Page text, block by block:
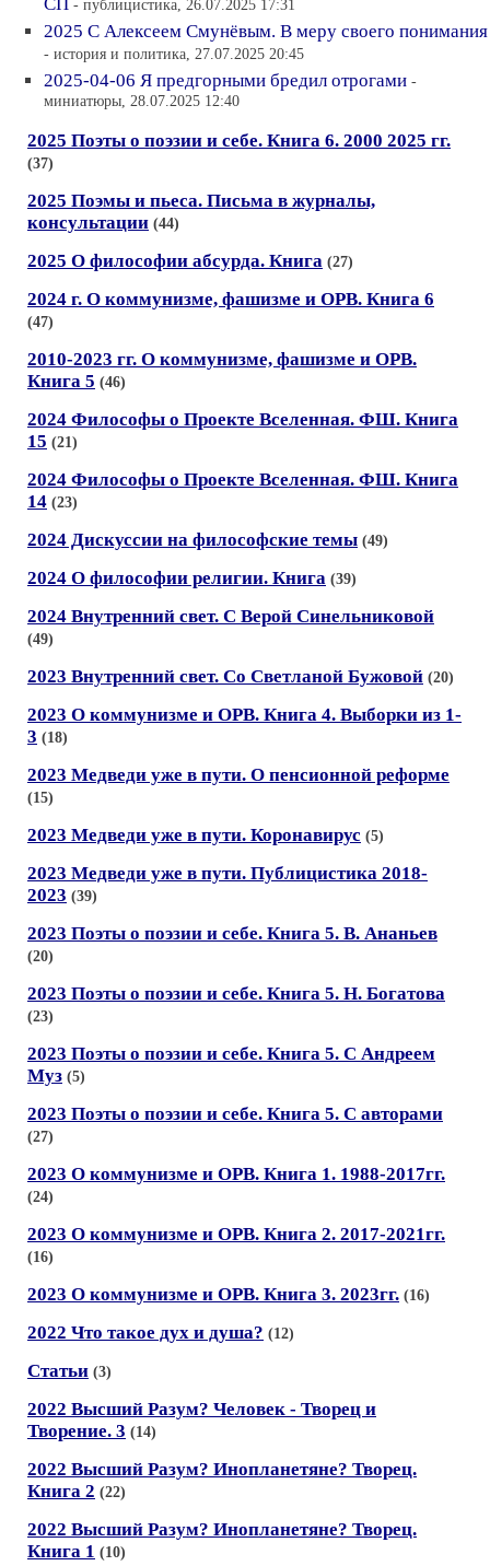
- публицистика, 26.07.2025 17:31
2025 С Алексеем Смунёвым. В меру своего понимания
- история и политика, 27.07.2025 20:45
2025-04-06 Я предгорными бредил отрогами -
миниатюры, 28.07.2025 12:40
2025 Поэты о поэзии и себе. Книга 6. 2000 2025 гг.
(37)
2025 Поэмы и пьеса. Письма в журналы,
консультации (44)
2025 О философии абсурда. Книга (27)
2024 г. О коммунизме, фашизме и ОРВ. Книга 6
(47)
2010-2023 гг. О коммунизме, фашизме и ОРВ.
Книга 5 (46)
2024 Философы о Проекте Вселенная. ФШ. Книга
15 (21)
2024 Философы о Проекте Вселенная. ФШ. Книга
14 (23)
2024 Дискуссии на философские темы (49)
2024 О философии религии. Книга (39)
2024 Внутренний свет. С Верой Синельниковой
(49)
2023 Внутренний свет. Со Светланой Бужовой (20)
2023 О коммунизме и ОРВ. Книга 4. Выборки из 1-
3 (18)
2023 Медведи уже в пути. О пенсионной реформе
(15)
2023 Медведи уже в пути. Коронавирус (5)
2023 Медведи уже в пути. Публицистика 2018-
2023 (39)
2023 Поэты о поэзии и себе. Книга 5. В. Ананьев
(20)
2023 Поэты о поэзии и себе. Книга 5. Н. Богатова
(23)
2023 Поэты о поэзии и себе. Книга 5. С Андреем
Муз (5)
2023 Поэты о поэзии и себе. Книга 5. С авторами
(27)
2023 О коммунизме и ОРВ. Книга 1. 1988-2017гг.
(24)
2023 О коммунизме и ОРВ. Книга 2. 2017-2021гг.
(16)
2023 О коммунизме и ОРВ. Книга 3. 2023гг. (16)
2022 Что такое дух и душа? (12)
Статьи (3)
2022 Высший Разум? Человек - Творец и
Творение. 3 (14)
2022 Высший Разум? Инопланетяне? Творец.
Книга 2 (22)
2022 Высший Разум? Инопланетяне? Творец.
Книга 1 (10)